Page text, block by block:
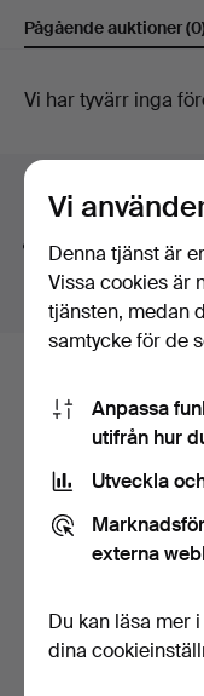
sommardag, Bengt
Salvador Dali
och ett piphuvud
Välkomna!
Pågående auktioner
Pågående
auktioner
Vi har tyvärr inga
Söktips
Vi söker
hittar vi ävenarm
Här är
matchar din
Visa alla föremål
Vi
Denna tjänst är
Vissa cookies är
tjänsten, medan
samtycke för de
Anpassa
utifrån hur
Utveckla
externa
Du kan läsa mer
dina